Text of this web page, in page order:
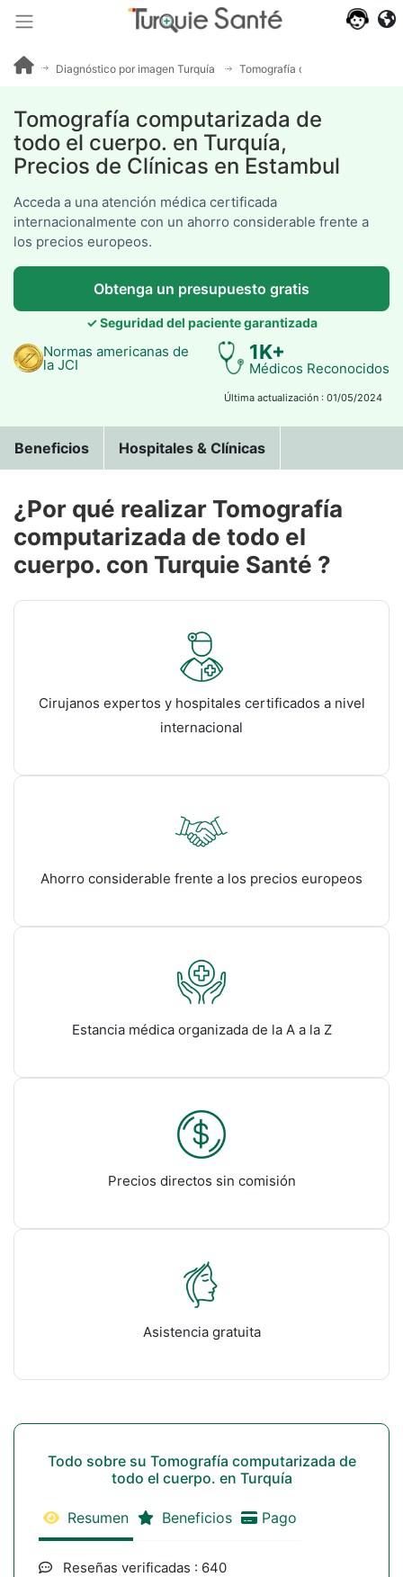
Diagnóstico por imagen Turquía Tomografía computarizada de
Tomografía computarizada de
todo el cuerpo. en Turquía,
Precios de Clínicas en Estambul
Acceda a una atención médica certificada
internacionalmente con un ahorro considerable frente a
los precios europeos.
Obtenga un presupuesto gratis
✓ Seguridad del paciente garantizada
Normas americanas de
la JCI
1K+
Médicos Reconocidos
Opiniones
pacientes
Última actualización : 01/05/2024
Beneficios Hospitales & Clínicas
¿Por qué realizar Tomografía
computarizada de todo el
cuerpo. con Turquie Santé ?
Cirujanos expertos y hospitales certificados a nivel
internacional
Ahorro considerable frente a los precios europeos
Estancia médica organizada de la A a la Z
Precios directos sin comisión
Asistencia gratuita
Todo sobre su Tomografía computarizada de
todo el cuerpo. en Turquía
Resumen Beneficios Pago
Reseñas verificadas : 640